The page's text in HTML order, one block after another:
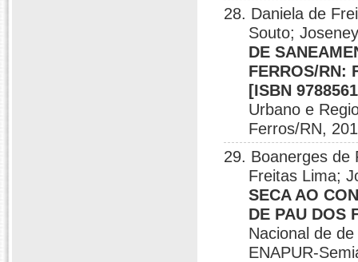
28. Daniela de
Souto;
DE
FERROS/RN:
[ISBN
Urbano e
Ferros/RN,
29. Boanerges de
Freitas Lima;
SECA AO
DE PAU DOS
Nacional de
ENAPUR-